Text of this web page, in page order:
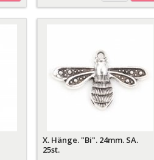
X. Hänge. "Bi". 24mm. SA.
25st.